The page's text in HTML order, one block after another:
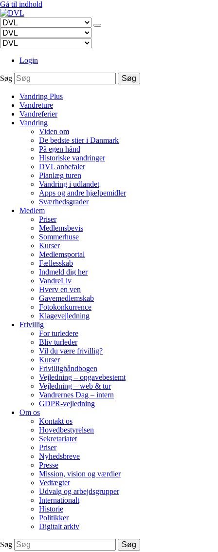
Gå til indhold
Login
Søg Søg
Vandring Plus
Vandreture
Vandreferier
Vandring
Viden om
De bedste stier i Danmark
På egen hånd
Historiske vandringer
DVL anbefaler
Planlæg turen
Vandring i udlandet
Apps og andre hjælpemidler
Sværhedsgrader
Medlem
Priser
Medlemsbevis
Sommerhuse
Kurser
Medlemsportal
Fællesskab
Indmeld dig her
VandreLiv
Hverv en ven
Gavemedlemskab
Fotokonkurrence
Klagevejledning
Frivillig
For turledere
Bliv turleder
Vil du være frivillig?
Kurser
Frivillighåndbogen
Vejledning – opgavebestemt
Vejledning – web & tur
Vandrernes Dag – intern
GDPR-vejledning
Om os
Kontakt os
Hovedbestyrelsen
Sekretariatet
Priser
Nyhedsbreve
Presse
Mission, vision og værdier
Vedtægter
Udvalg og arbejdsgrupper
Internationalt
Historie
Politikker
Digitalt arkiv
Søg Søg